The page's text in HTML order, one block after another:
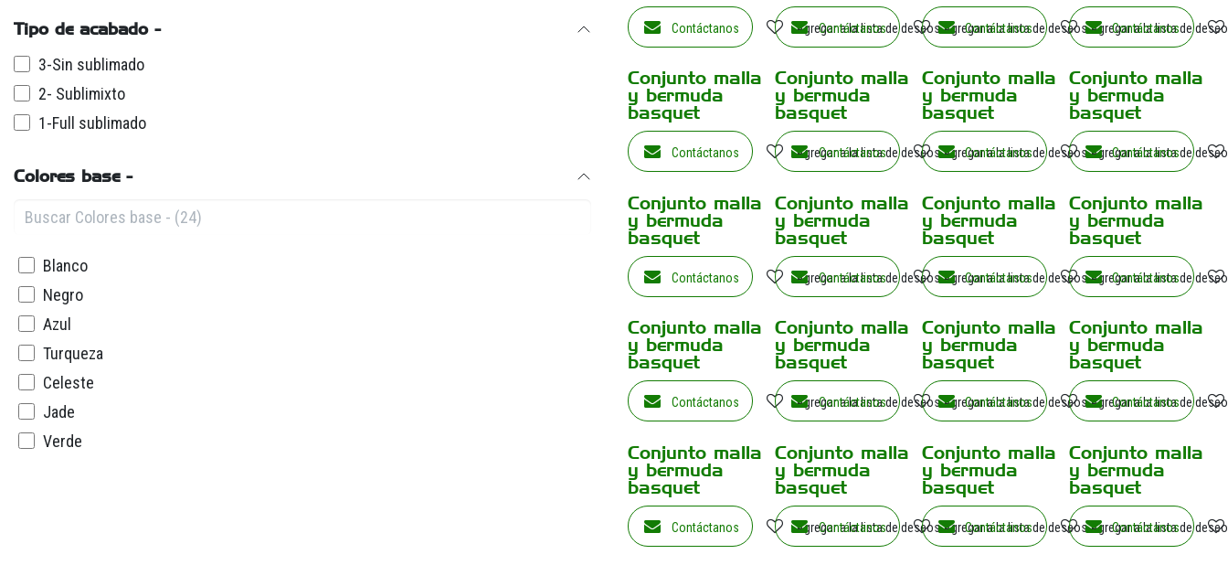
Tipo de acabado -
3-Sin sublimado
2- Sublimixto
1-Full sublimado
Colores base -
Blanco
Negro
Azul
Turqueza
Celeste
Jade
Verde
Contáctanos Agregar a la lista de deseos
Contáctanos Agregar a la lista de deseos
Contáctanos Agregar a la lista de
Contáctanos
Conjunto malla
y bermuda
basquet
Contáctanos Agregar a la lista de deseos
Conjunto malla
y bermuda
basquet
Contáctanos Agregar a la lista de deseos
Conjunto malla
y bermuda
basquet
Contáctanos Agregar a la lista de
Conjunto malla
y bermuda
basquet
Contáctanos
Conjunto malla
y bermuda
basquet
Contáctanos Agregar a la lista de deseos
Conjunto malla
y bermuda
basquet
Contáctanos Agregar a la lista de deseos
Conjunto malla
y bermuda
basquet
Contáctanos Agregar a la lista de
Conjunto malla
y bermuda
basquet
Contáctanos
Conjunto malla
y bermuda
basquet
Contáctanos Agregar a la lista de deseos
Conjunto malla
y bermuda
basquet
Contáctanos Agregar a la lista de deseos
Conjunto malla
y bermuda
basquet
Contáctanos Agregar a la lista de
Conjunto malla
y bermuda
basquet
Contáctanos
Conjunto malla
y bermuda
basquet
Contáctanos Agregar a la lista de deseos
Conjunto malla
y bermuda
basquet
Contáctanos Agregar a la lista de deseos
Conjunto malla
y bermuda
basquet
Contáctanos Agregar a la lista de
Conjunto malla
y bermuda
basquet
Contáctanos